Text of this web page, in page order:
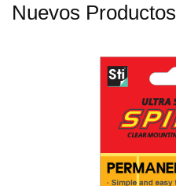
Nuevos Productos